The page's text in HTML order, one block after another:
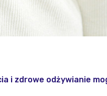
i zdrowe odżywianie